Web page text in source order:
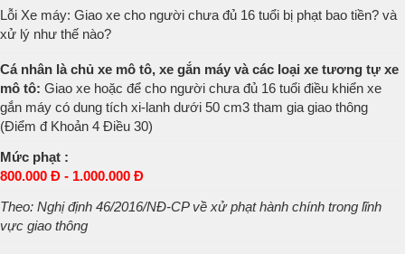
kỹ
xe
Lỗi Xe máy: Giao xe cho người chưa đủ 16 tuổi bị phạt bao tiền? và
xử lý như thế nào?
Cá nhân là chủ xe mô tô, xe gắn máy và các loại xe tương tự xe
mô tô: Giao xe hoặc để cho người chưa đủ 16 tuổi điều khiển xe
gắn máy có dung tích xi-lanh dưới 50 cm3 tham gia giao thông
(Điểm đ Khoản 4 Điều 30)
Mức phạt :
800.000 Đ - 1.000.000 Đ
Theo: Nghị định 46/2016/NĐ-CP về xử phạt hành chính trong lĩnh
vực giao thông